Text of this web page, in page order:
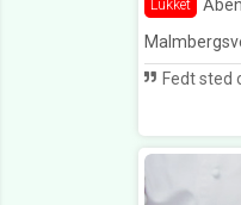
Lukket
Fedt sted